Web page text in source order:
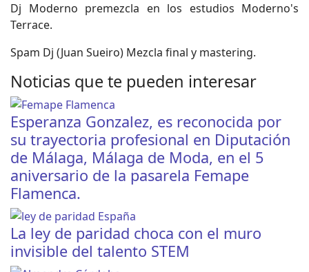
Dj Moderno premezcla en los estudios Moderno's
Terrace.
Spam Dj (Juan Sueiro) Mezcla final y mastering.
Noticias que te pueden interesar
Esperanza Gonzalez, es reconocida por
su trayectoria profesional en Diputación
de Málaga, Málaga de Moda, en el 5
aniversario de la pasarela Femape
Flamenca.
La ley de paridad choca con el muro
invisible del talento STEM